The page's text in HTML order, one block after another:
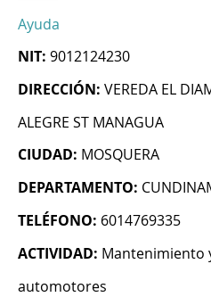
Ayuda
NIT: 9012124230
DIRECCIÓN: VEREDA EL
ALEGRE ST MANAGUA
CIUDAD: MOSQUERA
DEPARTAMENTO:
TELÉFONO: 6014769335
ACTIVIDAD: Mantenimiento
automotores